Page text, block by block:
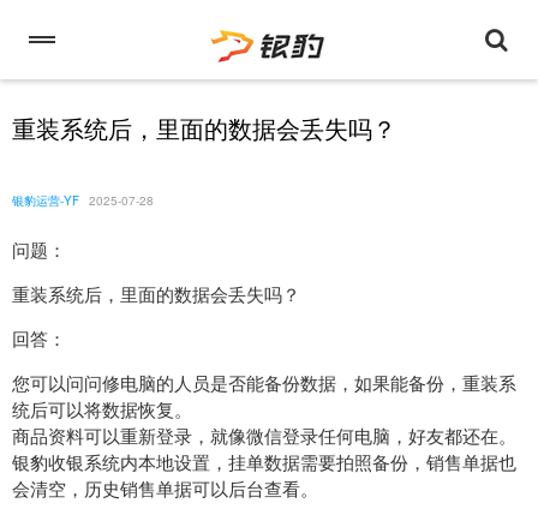
重装系统后，里面的数据会丢失吗？
银豹运营-YF 2025-07-28
问题：
重装系统后，里面的数据会丢失吗？
回答：
您可以问问修电脑的人员是否能备份数据，如果能备份，重装系
统后可以将数据恢复。
商品资料可以重新登录，就像微信登录任何电脑，好友都还在。
银豹收银系统内本地设置，挂单数据需要拍照备份，销售单据也
会清空，历史销售单据可以后台查看。